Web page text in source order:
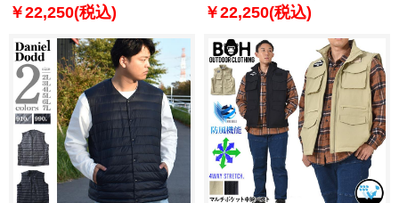
トフィット tzjk-2b
￥22,250(税込)
ォッシャブル イージーケア ライ
￥22,250(税込)